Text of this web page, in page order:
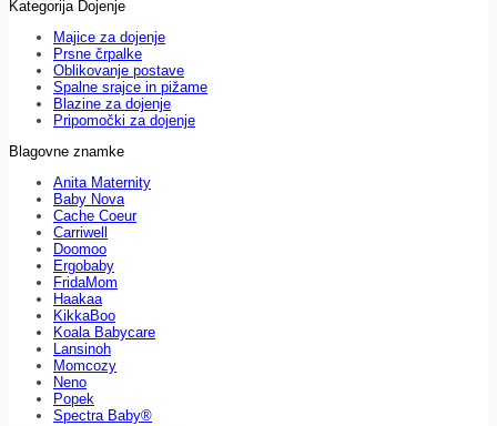
Kategorija Dojenje
Majice za dojenje
Prsne črpalke
Oblikovanje postave
Spalne srajce in pižame
Blazine za dojenje
Pripomočki za dojenje
Blagovne znamke
Anita Maternity
Baby Nova
Cache Coeur
Carriwell
Doomoo
Ergobaby
FridaMom
Haakaa
KikkaBoo
Koala Babycare
Lansinoh
Momcozy
Neno
Popek
Spectra Baby®